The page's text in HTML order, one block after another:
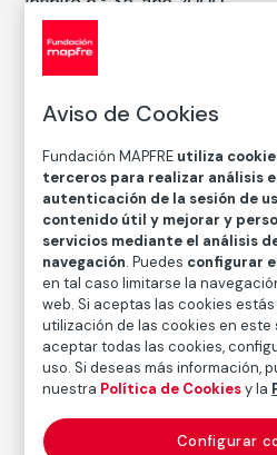
David Jiménez
Técnica
de algodón
Medidas
Medidas mancha: 41 × 31 cm
Medidas papel: 52,9 × 42,4 cm
Inventario
FM002253
Fecha
1997/ 2000
Inscripción/Leyenda
2/10
Aviso de Cookies
Fundación MAPFRE utiliza
terceros para realizar análisis
autenticación de la sesión de
contenido útil y mejorar y
servicios mediante el análisis
navegación. Puedes configurar
en tal caso limitarse la
web. Si aceptas las cookies
utilización de las cookies en este
aceptar todas las cookies,
uso. Si deseas más información,
nuestra Política de Cookiesy la
Configurar